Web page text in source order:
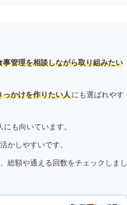
事管理を相談しながら取り組みたい
かけを作りたい人にも選ばれやす
も向いています。
かしやすいです。
総額や通える回数をチェックしまし